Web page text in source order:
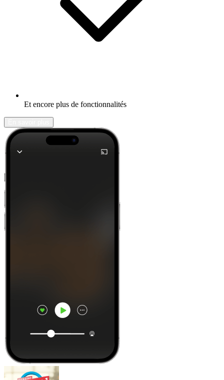
Et encore plus de fonctionnalités